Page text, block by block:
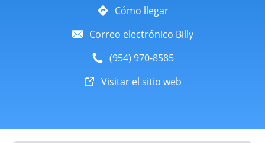
Cómo llegar
Correo electrónico Billy
(954) 970-8585
Visitar el sitio web